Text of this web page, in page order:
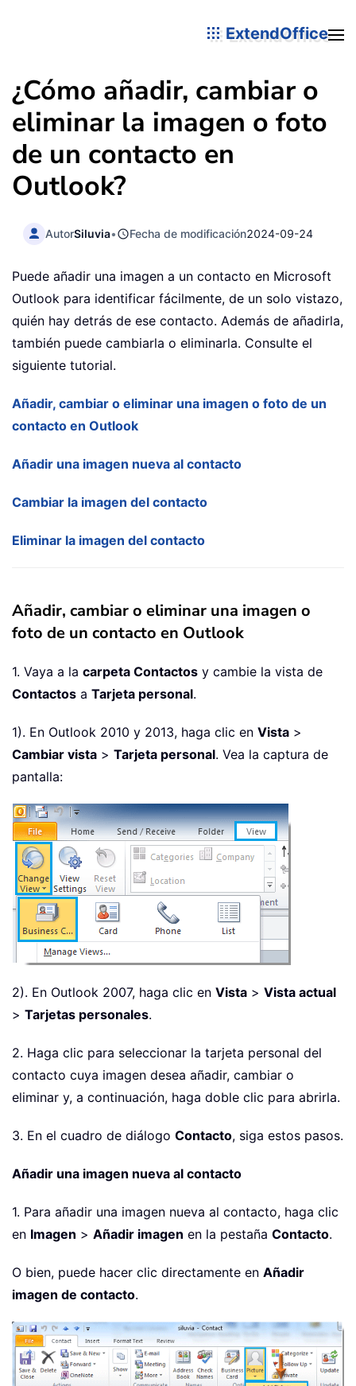
ExtendOffice
¿Cómo añadir, cambiar o
eliminar la imagen o foto
de un contacto en
Outlook?
AutorSiluvia• Fecha de modificación2024-09-24
Puede añadir una imagen a un contacto en Microsoft
Outlook para identificar fácilmente, de un solo vistazo,
quién hay detrás de ese contacto. Además de añadirla,
también puede cambiarla o eliminarla. Consulte el
siguiente tutorial.
Añadir, cambiar o eliminar una imagen o foto de un
contacto en Outlook
Añadir una imagen nueva al contacto
Cambiar la imagen del contacto
Eliminar la imagen del contacto
Añadir, cambiar o eliminar una imagen o
foto de un contacto en Outlook
1. Vaya a la carpeta Contactos y cambie la vista de
Contactos a Tarjeta personal.
1). En Outlook 2010 y 2013, haga clic en Vista >
Cambiar vista > Tarjeta personal. Vea la captura de
pantalla:
2). En Outlook 2007, haga clic en Vista > Vista actual
> Tarjetas personales.
2. Haga clic para seleccionar la tarjeta personal del
contacto cuya imagen desea añadir, cambiar o
eliminar y, a continuación, haga doble clic para abrirla.
3. En el cuadro de diálogo Contacto, siga estos pasos.
Añadir una imagen nueva al contacto
1. Para añadir una imagen nueva al contacto, haga clic
en Imagen > Añadir imagen en la pestaña Contacto.
O bien, puede hacer clic directamente en Añadir
imagen de contacto.